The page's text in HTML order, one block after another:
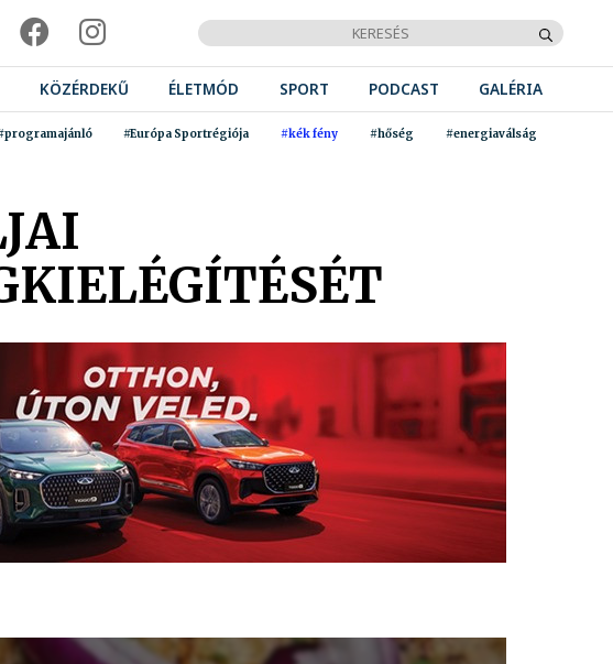
KÖZÉRDEKŰ ÉLETMÓD SPORT PODCAST GALÉRIA
#Európa Sportrégiója #kék fény #hőség #energiaválság